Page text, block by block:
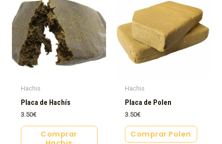
Hachis
Placa de Hachís
3.50€
Comprar
Hachis
Placa de Polen
3.50€
Comprar Polen